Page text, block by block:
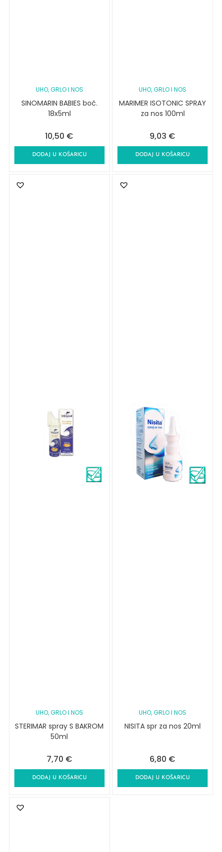
UHO, GRLO I NOS
SINOMARIN BABIES boč.
18x5ml
10,50 €
DODAJ U KOŠARICU
UHO, GRLO I NOS
MARIMER ISOTONIC SPRAY
za nos 100ml
9,03 €
DODAJ U KOŠARICU
UHO, GRLO I NOS
STERIMAR spray S BAKROM
50ml
7,70 €
DODAJ U KOŠARICU
UHO, GRLO I NOS
NISITA spr za nos 20ml
6,80 €
DODAJ U KOŠARICU